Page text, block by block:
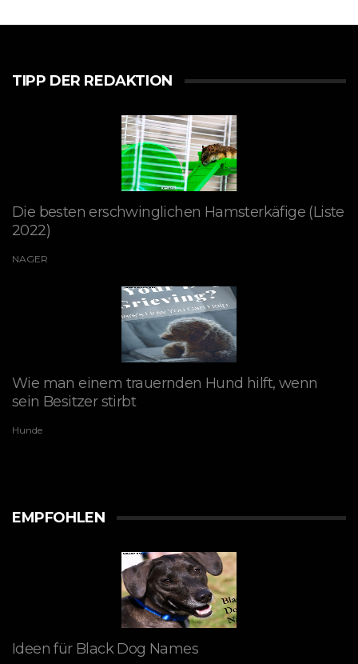
TIPP DER REDAKTION
Die besten erschwinglichen Hamsterkäfige (Liste
2022)
NAGER
Wie man einem trauernden Hund hilft, wenn
sein Besitzer stirbt
Hunde
EMPFOHLEN
Ideen für Black Dog Names